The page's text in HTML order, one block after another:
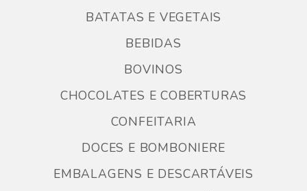
BATATAS E VEGETAIS
BEBIDAS
BOVINOS
CHOCOLATES E COBERTURAS
CONFEITARIA
DOCES E BOMBONIERE
EMBALAGENS E DESCARTÁVEIS